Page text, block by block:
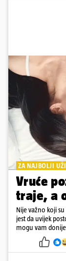
ZA NAJBOLJI
Vruće
traje, a
Nije važno koji
jest da uvijek
mogu vam